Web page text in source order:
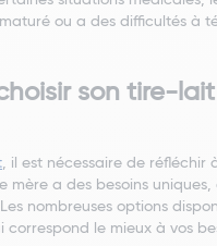
ou a des difficultés à
son tire-
, il est nécessaire de
mère a des besoins
nombreuses options
le mieux à vos